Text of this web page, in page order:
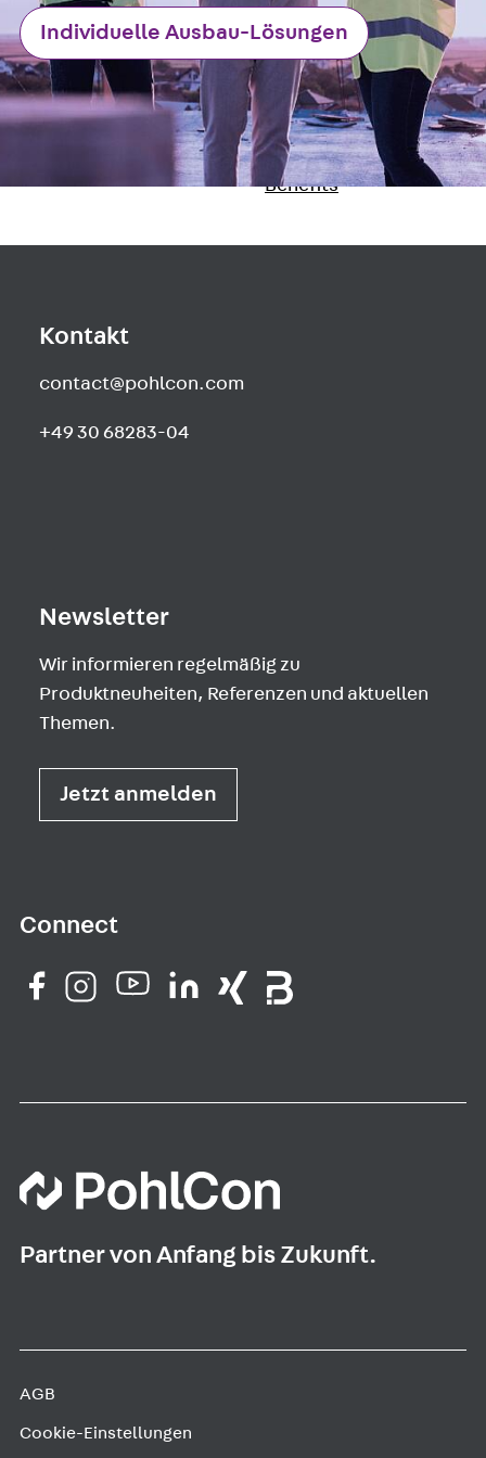
Newsletter
Presse
Karriere
Zurück Karriere
Stellenausschreibungen
Unsere Standorte
Benefits
Individuelle Ausbau-Lösungen
Kontakt
contact@pohlcon.com
+49 30 68283-04
Newsletter
Wir informieren regelmäßig zu
Produktneuheiten, Referenzen und aktuellen
Themen.
Jetzt anmelden
Connect
Partner von Anfang bis Zukunft.
AGB
Cookie-Einstellungen